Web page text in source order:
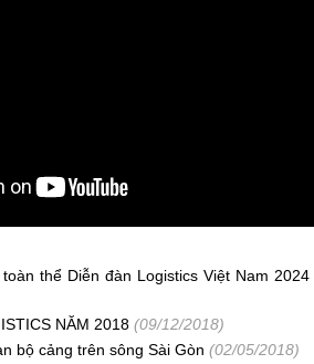
thể Diễn đàn Logistics Việt Nam 2024
NĂM 2018 (09/12/2018)
bộ cảng trên sông Sài Gòn (02/05/2018)